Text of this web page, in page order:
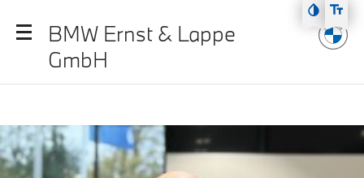
Zum Hauptmenü
Zum Inhalt
BMW Ernst & Lappe
GmbH